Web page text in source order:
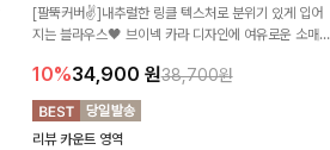
[팔뚝커버✌]내추럴한 링클 텍스처로 분위기 있게 입어
지는 블라우스🖤 브이넥 카라 디자인에 여유로운 소매핏
10%34,900 원38,700원
리뷰 카운트 영역